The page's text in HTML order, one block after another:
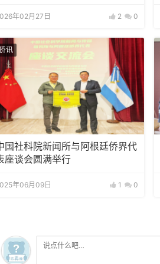
年02月27日 2 0
讯
国社科院新闻所与阿根廷侨界代
座谈会圆满举行
年06月09日 1 0